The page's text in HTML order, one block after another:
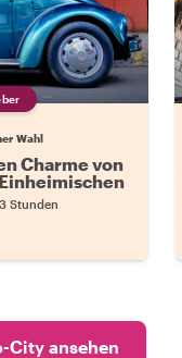
Wahl
Charme von
3 Stunden
City ansehen